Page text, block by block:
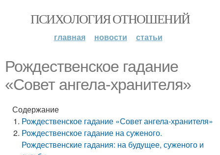
ПСИХОЛОГИЯ ОТНОШЕНИЙ
главная новости статьи
Рождественское гадание
«Совет ангела-хранителя»
Содержание
Рождественское гадание «Совет ангела-хранителя»
Рождественское гадание на суженого.
Рождественские гадания: на будущее, суженого и